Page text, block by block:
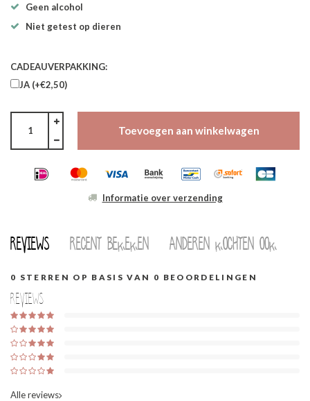
Geen alcohol
Niet getest op dieren
CADEAUVERPAKKING:
JA (+€2,50)
Toevoegen aan winkelwagen
Informatie over verzending
Reviews Recent bekeken Anderen kochten ook
0 STERREN OP BASIS VAN 0 BEOORDELINGEN
Reviews
Alle reviews